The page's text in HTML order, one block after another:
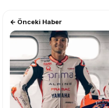
← Önceki Haber